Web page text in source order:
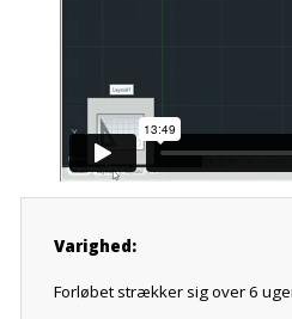
Varighed:
Forløbet strækker sig over 6